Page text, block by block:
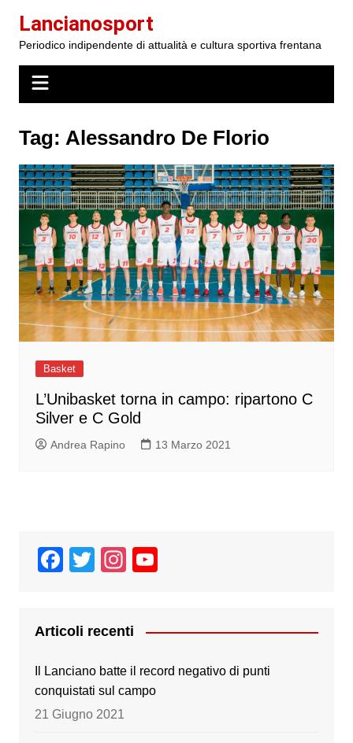
contenuto
Lancianosport
Periodico indipendente di attualità e cultura sportiva frentana
Tag: Alessandro De Florio
Basket
L’Unibasket torna in campo: ripartono C
Silver e C Gold
Andrea Rapino 13 Marzo 2021
F
e
b
o
o
T
er
In
gr
a
m
T
Articoli recenti
Il Lanciano batte il record negativo di punti
conquistati sul campo
21 Giugno 2021